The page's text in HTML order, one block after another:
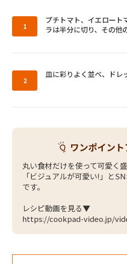
作り方1：
プチトマト、イエロート
ラは半分に切り、その他
作り方2：
皿に彩りよく並べ、ドレ
ワンポイン
丸い食材だけを使って可愛く
「ビジュアルが可愛い!」と
です。
レシピ動画を見る▼
https://cookpad-video.jp/